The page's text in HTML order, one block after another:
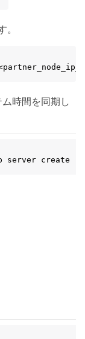
時間を同期し
create -